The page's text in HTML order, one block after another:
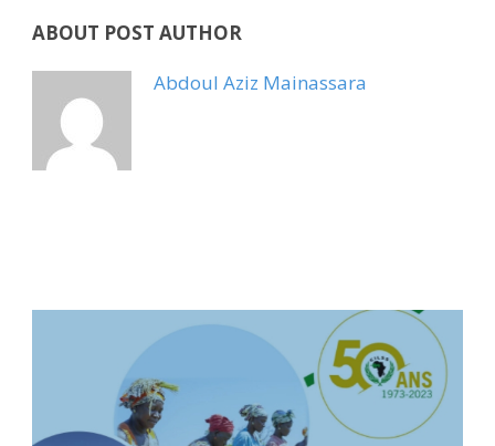
ABOUT POST AUTHOR
Abdoul Aziz Mainassara